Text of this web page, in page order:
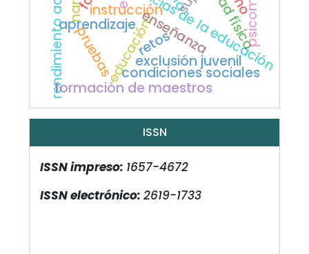
educación
instrucciónciencias de la educación
enseñanza
aprendizaje
exclusión juvenil
condiciones sociales
pruebas
formación de maestros
retos
ISSN
ISSN impreso: 1657-4672
ISSN electrónico: 2619-1733